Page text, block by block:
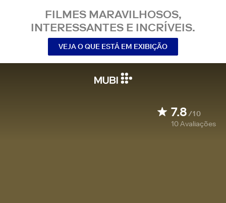
FILMES MARAVILHOSOS,
INTERESSANTES E INCRÍVEIS.
VEJA O QUE ESTÁ EM EXIBIÇÃO
7.8/10
10Avaliações